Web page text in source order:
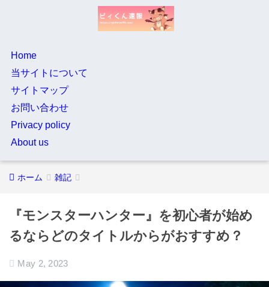
Home
当サイトについて
サイトマップ
お問い合わせ
Privacy policy
About us
ホーム 雑記
『モンスターハンター』を初心者が始め
るならどのタイトルからがおすすめ？
May 2, 2023